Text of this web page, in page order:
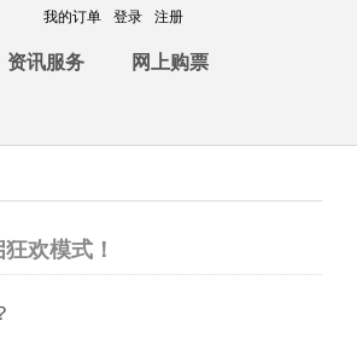
我的订单 登录 注册
资讯服务 网上购票
欢模式！